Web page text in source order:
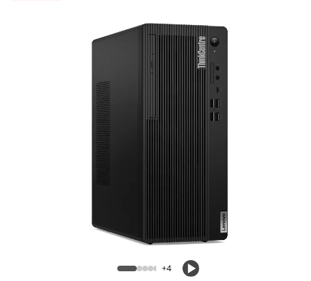
ThinkCentre M75t Gen 5 (AMD) Tower
+4